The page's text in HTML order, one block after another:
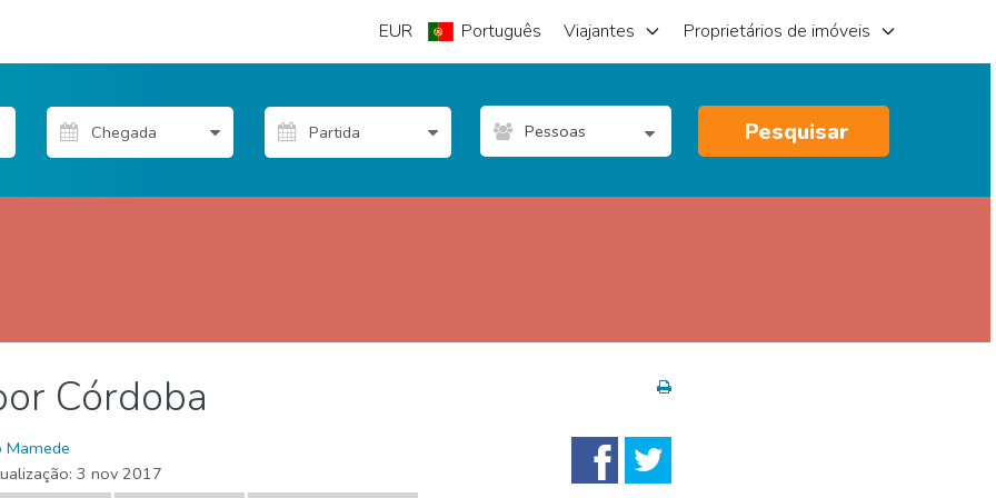
EUR Português Viajantes Proprietários de imóveis
Pessoas Pesquisar
livre Córdoba
Mamede
3 nov 2017